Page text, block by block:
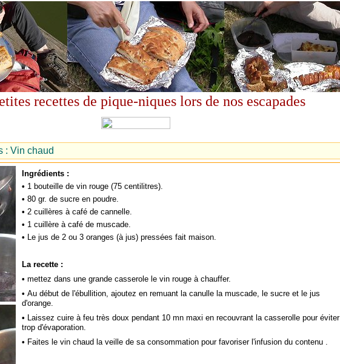
recettes de pique-niques lors de nos escapades
: Vin chaud
Ingrédients :
• 1 bouteille de vin rouge (75 centilitres).
• 80 gr. de sucre en poudre.
• 2 cuillères à café de cannelle.
• 1 cuillère à café de muscade.
• Le jus de 2 ou 3 oranges (à jus) pressées fait maison.
La recette :
• mettez dans une grande casserole le vin rouge à chauffer.
• Au début de l'ébullition, ajoutez en remuant la canulle la muscade, le sucre et le jus
d'orange.
• Laissez cuire à feu très doux pendant 10 mn maxi en recouvrant la casserolle pour éviter
trop d'évaporation.
• Faites le vin chaud la veille de sa consommation pour favoriser l'infusion du contenu .